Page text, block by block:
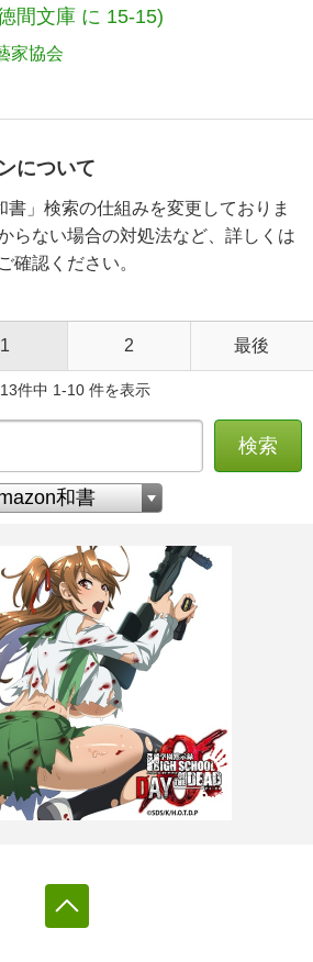
間文庫 に 15-15)
家協会
について
書」検索の仕組みを変更しておりま
らない場合の対処法など、詳しくは
確認ください。
1 2 最後
件中 1-10 件を表示
検索